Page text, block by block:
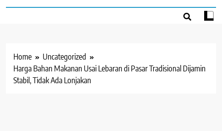
Home
Uncategorized
Harga Bahan Makanan Usai Lebaran di Pasar Tradisional Dijamin
Stabil, Tidak Ada Lonjakan